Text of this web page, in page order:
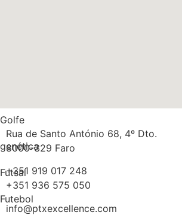
Golfe
genética
Futsal
Futebol
Rua de Santo António 68, 4º Dto.
8000-329 Faro
+351 919 017 248
+351 936 575 050
info@ptxexcellence.com